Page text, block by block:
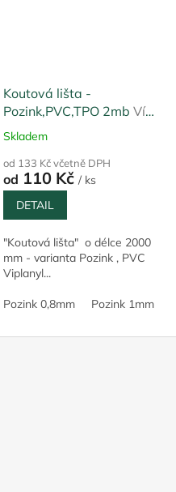
Ral 9010 bílá Pozink
Koutová lišta -
Pozink,PVC,TPO 2mb Více
variant
Skladem
od 133 Kč včetně DPH
od 110 Kč / ks
DETAIL
"Koutová lišta" o délce 2000
mm - varianta Pozink , PVC
Viplanyl...
Pozink 0,8mm Pozink 1mm